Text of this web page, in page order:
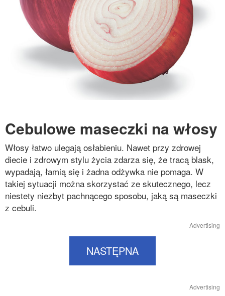
Cebulowe maseczki na włosy
Włosy łatwo ulegają osłabieniu. Nawet przy zdrowej
diecie i zdrowym stylu życia zdarza się, że tracą blask,
wypadają, łamią się i żadna odżywka nie pomaga. W
takiej sytuacji można skorzystać ze skutecznego, lecz
niestety niezbyt pachnącego sposobu, jaką są maseczki
z cebuli.
Advertising
NASTĘPNA
Advertising